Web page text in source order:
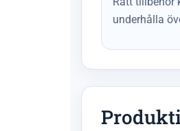
underhålla